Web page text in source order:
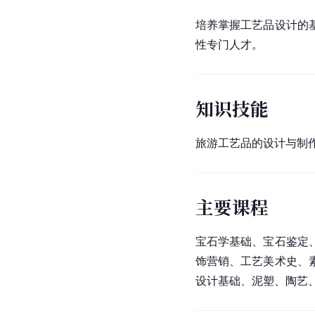
培养掌握工艺品设计的
性专门人才。
知识技能
旅游工艺品的设计与制
主要课程
宝石学基础、宝石鉴定
饰营销、工艺美术史、
设计基础、泥塑、陶